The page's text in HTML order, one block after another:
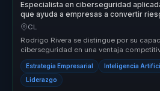
Especialista en ciberseguridad
que ayuda a empresas a convertir
decisiones y ventaja competitiva.
CL
Rodrigo Rivera se distingue por su
ciberseguridad en una ventaja
de la ...
Estrategia Empresarial Inteligencia
Liderazgo